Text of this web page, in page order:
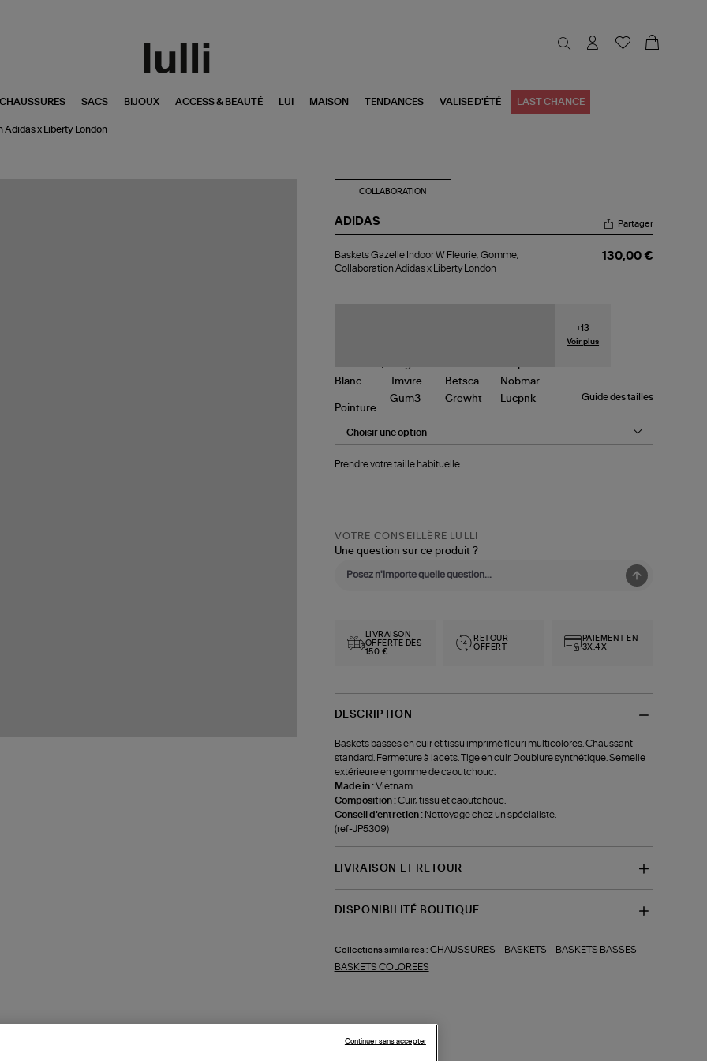
CHAUSSURES SACS BIJOUX ACCESS & BEAUTÉ LUI MAISON TENDANCES VALISE D'ÉTÉ LAST CHANCE
Adidas x Liberty London
COLLABORATION
ADIDAS
Gazelle
Indoor
Partager
Baskets Gazelle Indoor W Fleurie, Gomme,
Collaboration Adidas x Liberty London
130,00 €
+13
Voir plus
Guide des tailles
Pointure
Prendre votre taille habituelle.
VOTRE CONSEILLÈRE LULLI
Une question sur ce produit ?
LIVRAISON
OFFERTE DÈS
150 €
RETOUR
OFFERT
PAIEMENT EN
3X,4X
DESCRIPTION
Baskets basses en cuir et tissu imprimé fleuri multicolores. Chaussant
standard. Fermeture à lacets. Tige en cuir. Doublure synthétique. Semelle
extérieure en gomme de caoutchouc.
Made in :Vietnam.
Composition :Cuir, tissu et caoutchouc.
Conseil d'entretien : Nettoyage chez un spécialiste.
(ref-JP5309)
LIVRAISON ET RETOUR
DISPONIBILITÉ BOUTIQUE
Collections similaires : CHAUSSURES - BASKETS - BASKETS BASSES -
BASKETS COLOREES
Continuer sans accepter